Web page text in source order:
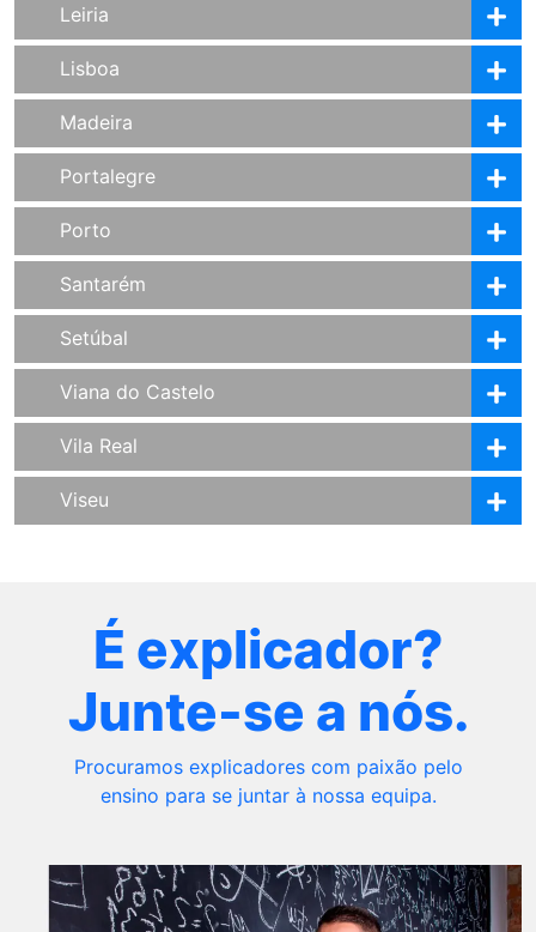
Leiria
Lisboa
Madeira
Portalegre
Porto
Santarém
Setúbal
Viana do Castelo
Vila Real
Viseu
É explicador?
Junte-se a nós.
Procuramos explicadores com paixão pelo
ensino para se juntar à nossa equipa.